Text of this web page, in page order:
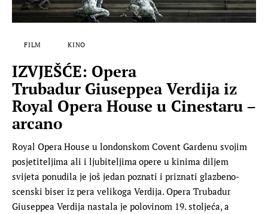
FILM KINO
IZVJEŠĆE: Opera
Trubadur Giuseppea Verdija iz
Royal Opera House u Cinestaru –
arcano
Royal Opera House u londonskom Covent Gardenu svojim
posjetiteljima ali i ljubiteljima opere u kinima diljem
svijeta ponudila je još jedan poznati i priznati glazbeno-
scenski biser iz pera velikoga Verdija. Opera Trubadur
Giuseppea Verdija nastala je polovinom 19. stoljeća, a